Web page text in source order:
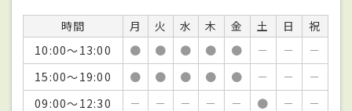
時間 月 火 水 木 金 土 日
祝
10:00～13:00
● ● ● ● ● － －
－
15:00～19:00
● ● ● ● ● － －
－
09:00～12:30
－ － － － － ● －
－